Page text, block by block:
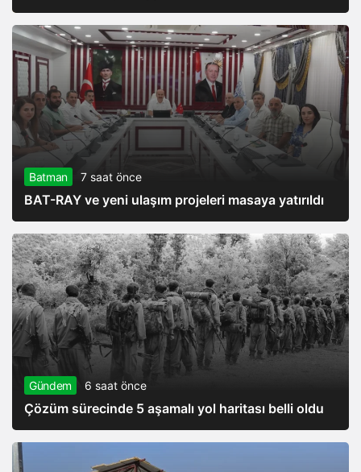
Batman 7 saat önce
BAT-RAY ve yeni ulaşım projeleri masaya yatırıldı
Gündem 6 saat önce
Çözüm sürecinde 5 aşamalı yol haritası belli oldu